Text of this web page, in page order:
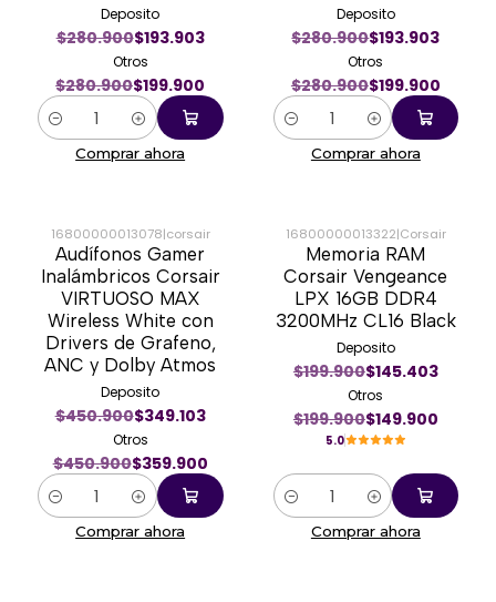
Deposito
$280.900$193.903
Otros
$280.900$199.900
Cantidad
Comprar ahora
Deposito
$280.900$193.903
Otros
$280.900$199.900
Cantidad
Comprar ahora
-20%
16800000013078|corsair
Audífonos Gamer
Inalámbricos Corsair
VIRTUOSO MAX
Wireless White con
Drivers de Grafeno,
ANC y Dolby Atmos
Deposito
$450.900$349.103
Otros
$450.900$359.900
Cantidad
Comprar ahora
-25%
16800000013322|Corsair
Memoria RAM
Corsair Vengeance
LPX 16GB DDR4
3200MHz CL16 Black
Deposito
$199.900$145.403
Otros
$199.900$149.900
5.0
Cantidad
Comprar ahora